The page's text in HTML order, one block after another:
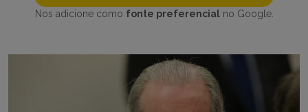
Nos adicione como fonte preferencialno Google.